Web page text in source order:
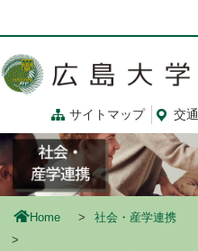
コ
ン
ツ
に
移
動
サイトマップ 交通
Home 社会・産学連携